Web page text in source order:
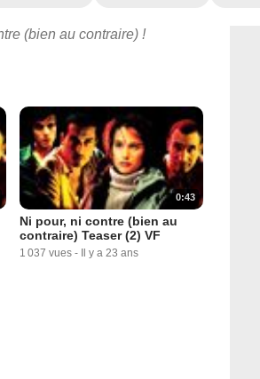
(bien au contraire) !
0:43
Ni pour, ni contre (bien au
contraire) Teaser (2) VF
1 037 vues - Il y a 23 ans